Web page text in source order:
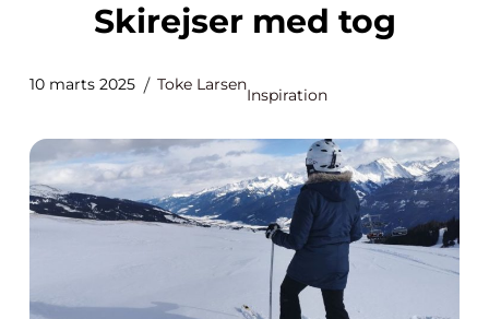
Skirejser med tog
10 marts 2025 Toke Larsen
Inspiration